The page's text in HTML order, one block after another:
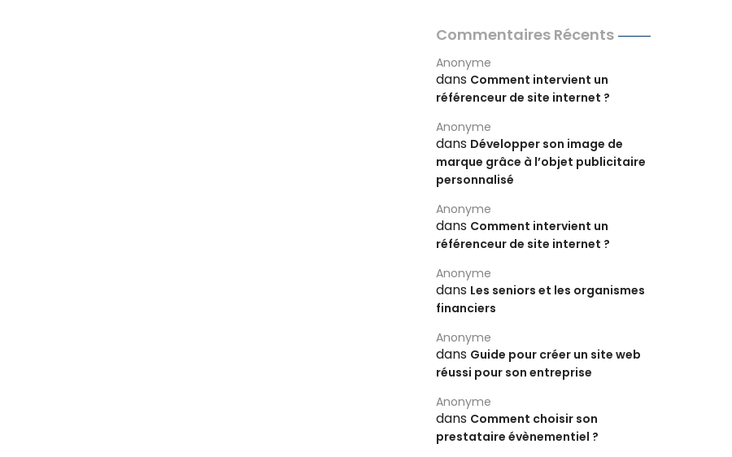
Commentaires Récents
Anonyme
dans Comment intervient un
référenceur de site internet ?
Anonyme
dans Développer son image de
marque grâce à l’objet publicitaire
personnalisé
Anonyme
dans Comment intervient un
référenceur de site internet ?
Anonyme
dans Les seniors et les organismes
financiers
Anonyme
dans Guide pour créer un site web
réussi pour son entreprise
Anonyme
dans Comment choisir son
prestataire évènementiel ?